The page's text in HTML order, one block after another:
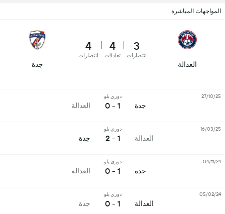
المواجهات المباشرة
العدالة
3
انتصارات
4
تعادلات
4
انتصارات
جدة
جدة
دوري يلو
1 - 0 العدالة
27/10/25
العدالة
دوري يلو
1 - 2 جدة
16/03/25
جدة
دوري يلو
1 - 0 العدالة
04/11/24
العدالة
دوري يلو
1 - 0 جدة
05/02/24